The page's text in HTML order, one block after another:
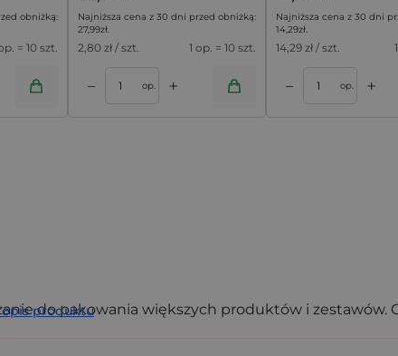
obniżką:
= 10 szt.
Najniższa cena z 30 dni przed obniżką:
27,99zł
2,80 zł / szt. 1 op. = 10 szt.
– op. +
Najniższa cena z 30 dni
14,29zł
14,29 zł / szt.
– op. +
do pakowania większych produktów i zestawów.
opis produktu